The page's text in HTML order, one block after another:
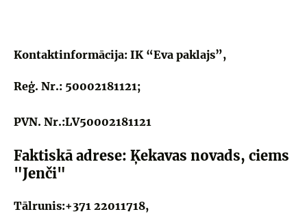
Kontaktinformācija: IK “Eva paklajs”,
Reģ. Nr.: 50002181121;
PVN. Nr.:LV50002181121
Faktiskā adrese: Ķekavas novads, ciems
"Jenči"
Tālrunis:+371 22011718,